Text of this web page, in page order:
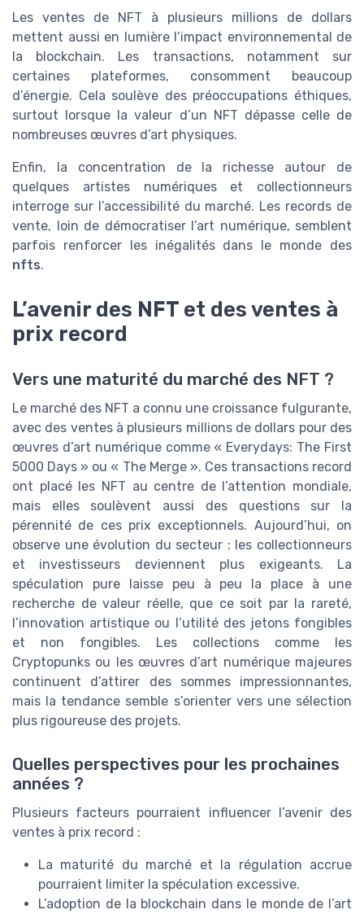
Les ventes de NFT à plusieurs millions de dollars
mettent aussi en lumière l’impact environnemental de
la blockchain. Les transactions, notamment sur
certaines plateformes, consomment beaucoup
d’énergie. Cela soulève des préoccupations éthiques,
surtout lorsque la valeur d’un NFT dépasse celle de
nombreuses œuvres d’art physiques.
Enfin, la concentration de la richesse autour de
quelques artistes numériques et collectionneurs
interroge sur l’accessibilité du marché. Les records de
vente, loin de démocratiser l’art numérique, semblent
parfois renforcer les inégalités dans le monde des
nfts.
L’avenir des NFT et des ventes à
prix record
Vers une maturité du marché des NFT ?
Le marché des NFT a connu une croissance fulgurante,
avec des ventes à plusieurs millions de dollars pour des
œuvres d’art numérique comme « Everydays: The First
5000 Days » ou « The Merge ». Ces transactions record
ont placé les NFT au centre de l’attention mondiale,
mais elles soulèvent aussi des questions sur la
pérennité de ces prix exceptionnels. Aujourd’hui, on
observe une évolution du secteur : les collectionneurs
et investisseurs deviennent plus exigeants. La
spéculation pure laisse peu à peu la place à une
recherche de valeur réelle, que ce soit par la rareté,
l’innovation artistique ou l’utilité des jetons fongibles
et non fongibles. Les collections comme les
Cryptopunks ou les œuvres d’art numérique majeures
continuent d’attirer des sommes impressionnantes,
mais la tendance semble s’orienter vers une sélection
plus rigoureuse des projets.
Quelles perspectives pour les prochaines
années ?
Plusieurs facteurs pourraient influencer l’avenir des
ventes à prix record :
La maturité du marché et la régulation accrue
pourraient limiter la spéculation excessive.
L’adoption de la blockchain dans le monde de l’art